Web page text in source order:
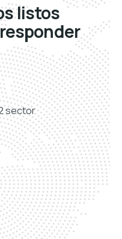
listos
sector